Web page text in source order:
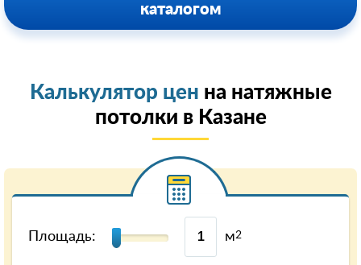
каталогом
Калькулятор цен на натяжные
потолки в Казанe
Площадь: м2